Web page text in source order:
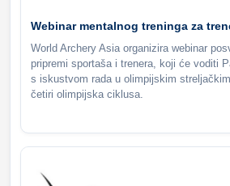
Webinar mentalnog treninga za
World Archery Asia organizira webinar
pripremi sportaša i trenera, koji će voditi
s iskustvom rada u olimpijskim
četiri olimpijska ciklusa.